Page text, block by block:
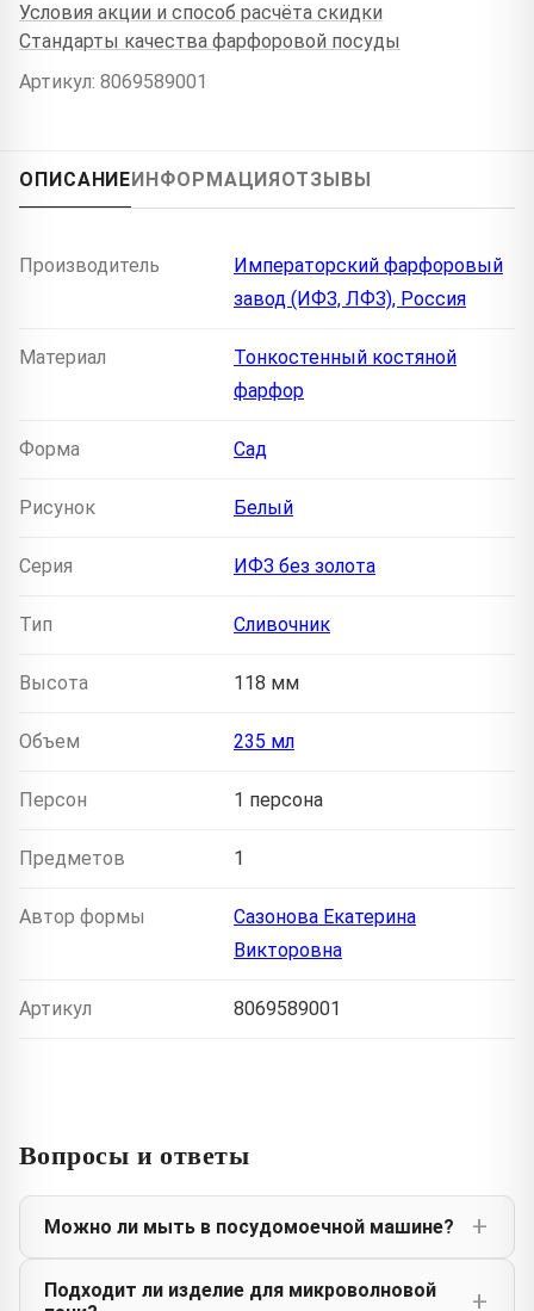
Условия акции и способ расчёта скидки
Стандарты качества фарфоровой посуды
Артикул: 8069589001
ОПИСАНИЕИНФОРМАЦИЯОТЗЫВЫ
Производитель
Императорский фарфоровый
завод (ИФЗ, ЛФЗ), Россия
Материал
Тонкостенный костяной
фарфор
Форма Сад
Рисунок Белый
Серия ИФЗ без золота
Тип Сливочник
Высота 118 мм
Объем 235 мл
Персон 1 персона
Предметов 1
Автор формы
Сазонова Екатерина
Викторовна
Артикул 8069589001
Вопросы и ответы
Можно ли мыть в посудомоечной машине?
Подходит ли изделие для микроволновой